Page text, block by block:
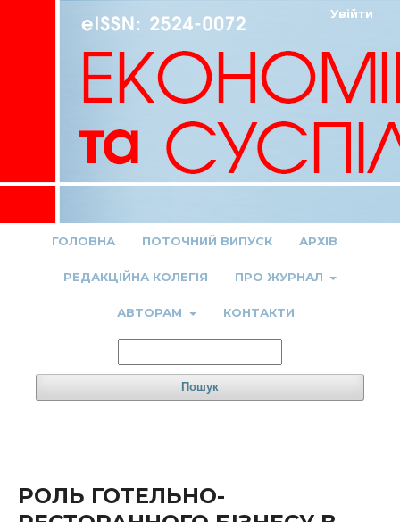
ГОЛОВНА ПОТОЧНИЙ ВИПУСК АРХІВ
РЕДАКЦІЙНА КОЛЕГІЯ ПРО ЖУРНАЛ
АВТОРАМ КОНТАКТИ
Пошук
Увійти
РОЛЬ ГОТЕЛЬНО-